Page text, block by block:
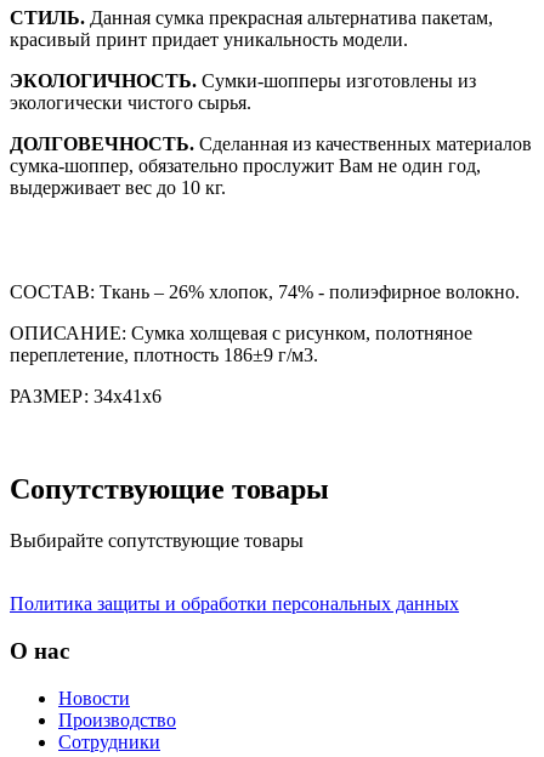
СТИЛЬ. Данная сумка прекрасная альтернатива пакетам,
красивый принт придает уникальность модели.
ЭКОЛОГИЧНОСТЬ. Сумки-шопперы изготовлены из
экологически чистого сырья.
ДОЛГОВЕЧНОСТЬ. Сделанная из качественных материалов
сумка-шоппер, обязательно прослужит Вам не один год,
выдерживает вес до 10 кг.
СОСТАВ: Ткань – 26% хлопок, 74% - полиэфирное волокно.
ОПИСАНИЕ: Сумка холщевая с рисунком, полотняное
переплетение, плотность 186±9 г/м3.
РАЗМЕР: 34х41х6
Сопутствующие товары
Выбирайте сопутствующие товары
Политика защиты и обработки персональных данных
О нас
Новости
Производство
Сотрудники